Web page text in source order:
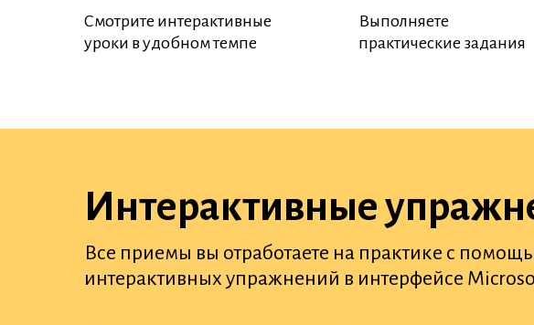
Смотрите интерактивные
уроки в удобном темпе
Выполняете
практические задания
Интерактивные
Все приемы вы отработаете на практике с
интерактивных упражнений в интерфейсе